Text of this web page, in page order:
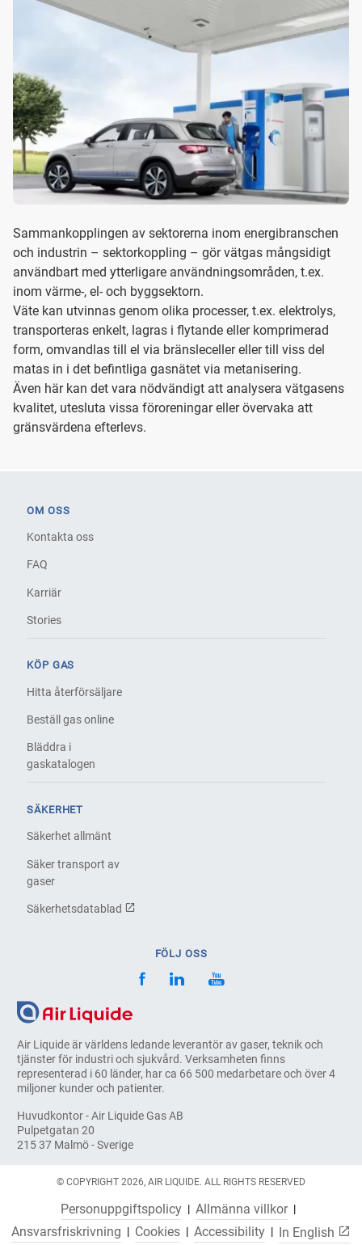
Sammankopplingen av sektorerna inom energibranschen
och industrin – sektorkoppling – gör vätgas mångsidigt
användbart med ytterligare användningsområden, t.ex.
inom värme-, el- och byggsektorn.
Väte kan utvinnas genom olika processer, t.ex. elektrolys,
transporteras enkelt, lagras i flytande eller komprimerad
form, omvandlas till el via bränsleceller eller till viss del
matas in i det befintliga gasnätet via metanisering.
Även här kan det vara nödvändigt att analysera vätgasens
kvalitet, utesluta vissa föroreningar eller övervaka att
gränsvärdena efterlevs.
Air Liquide är världens ledande leverantör av gaser, teknik och
tjänster för industri och sjukvård. Verksamheten finns
representerad i 60 länder, har ca 66 500 medarbetare och över 4
miljoner kunder och patienter.
Huvudkontor - Air Liquide Gas AB
Pulpetgatan 20
215 37 Malmö - Sverige
OM OSS
Kontakta oss
FAQ
Karriär
Stories
KÖP GAS
Hitta återförsäljare
Beställ gas online
Bläddra i
gaskatalogen
SÄKERHET
Säkerhet allmänt
Säker transport av
gaser
Säkerhetsdatablad
FÖLJ OSS
© COPYRIGHT 2026, AIR LIQUIDE. ALL RIGHTS RESERVED
Personuppgiftspolicy
Allmänna villkor
Ansvarsfriskrivning
Cookies Accessibility In English